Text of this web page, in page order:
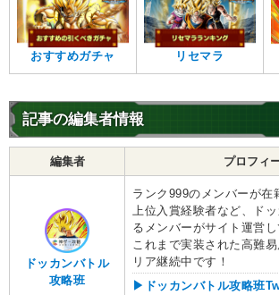
おすすめガチャ リセマラ
記事の編集者情報
編集者 プロフィ
ドッカンバトル
攻略班
ランク999のメンバーが在
上位入賞経験者など、ド
るメンバーがサイト運営し
これまで実装された高難
リア継続中です！
▶ドッカンバトル攻略班